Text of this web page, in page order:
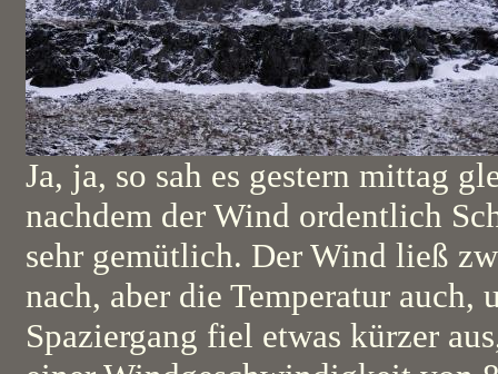
Ja, ja, so sah es gestern mittag
nachdem der Wind ordentlich
sehr gemütlich. Der Wind ließ
nach, aber die Temperatur auch,
Spaziergang fiel etwas kürzer